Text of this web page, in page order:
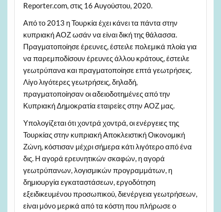
Reporter.com, στις 16 Αυγούστου, 2020.
Από το 2013 η Τουρκία έχει κάνει τα πάντα στην
κυπριακή ΑΟΖ ωσάν να είναι δική της θάλασσα.
Πραγματοποίησε έρευνες, έστειλε πολεμικά πλοία για
να παρεμποδίσουν έρευνες άλλου κράτους, έστειλε
γεωτρύπανα και πραγματοποίησε επτά γεωτρήσεις.
Λίγο λιγότερες γεωτρήσεις, δηλαδή,
πραγματοποίησαν οι αδειοδοτημένες από την
Κυπριακή Δημοκρατία εταιρείες στην ΑΟΖ μας.
Υπολογίζεται ότι χοντρά χοντρά, οι ενέργειες της
Τουρκίας στην κυπριακή Αποκλειστική Οικονομική
Ζώνη, κόστισαν μέχρι σήμερα κάτι λιγότερο από ένα
δις. Η αγορά ερευνητικών σκαφών, η αγορά
γεωτρύπανων, λογισμικών προγραμμάτων, η
δημιουργία εγκαταστάσεων, εργοδότηση
εξειδικευμένου προσωπικού, διενέργεια γεωτρήσεων,
είναι μόνο μερικά από τα κόστη που πλήρωσε ο